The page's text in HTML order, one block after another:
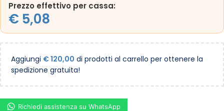
Prezzo effettivo per cassa:
€ 5,08
Aggiungi €120,00 di prodotti al carrello per ottenere la
spedizione gratuita!
Richiedi assistenza su WhatsApp